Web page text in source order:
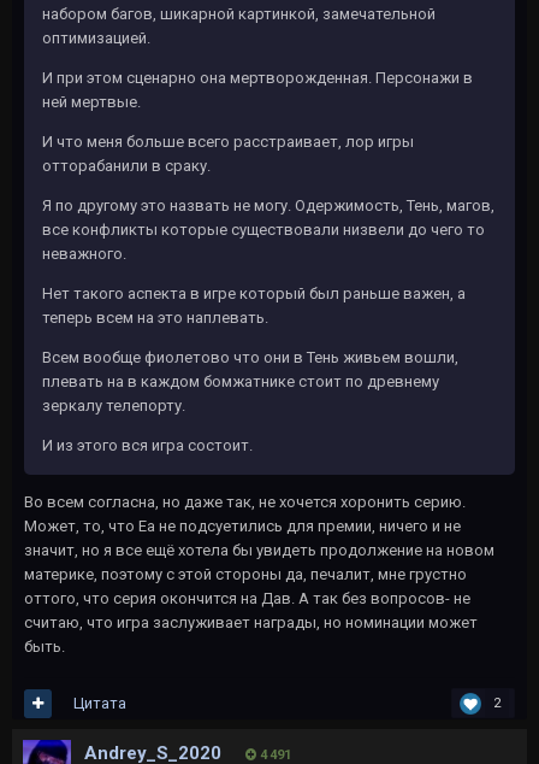
набором багов, шикарной картинкой, замечательной
оптимизацией.
И при этом сценарно она мертворожденная. Персонажи в
ней мертвые.
И что меня больше всего расстраивает, лор игры
отторабанили в сраку.
Я по другому это назвать не могу. Одержимость, Тень, магов,
все конфликты которые существовали низвели до чего то
неважного.
Нет такого аспекта в игре который был раньше важен, а
теперь всем на это наплевать.
Всем вообще фиолетово что они в Тень живьем вошли,
плевать на в каждом бомжатнике стоит по древнему
зеркалу телепорту.
И из этого вся игра состоит.
Во всем согласна, но даже так, не хочется хоронить серию.
Может, то, что Еа не подсуетились для премии, ничего и не
значит, но я все ещё хотела бы увидеть продолжение на новом
материке, поэтому с этой стороны да, печалит, мне грустно
оттого, что серия окончится на Дав. А так без вопросов- не
считаю, что игра заслуживает награды, но номинации может
быть.
2
Цитата
Andrey_S_2020 4 491